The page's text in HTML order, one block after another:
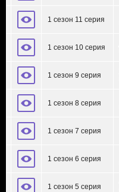
1 сезон 11 серия
1 сезон 10 серия
1 сезон 9 серия
1 сезон 8 серия
1 сезон 7 серия
1 сезон 6 серия
1 сезон 5 серия